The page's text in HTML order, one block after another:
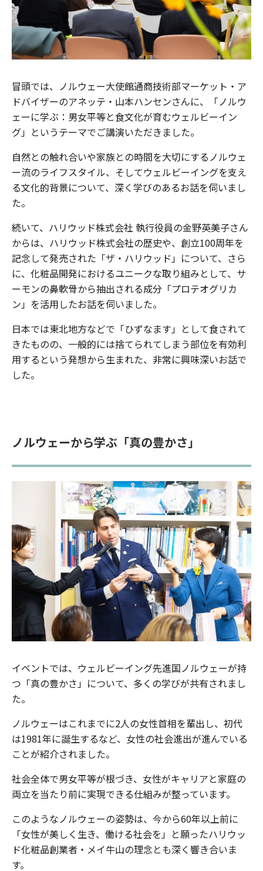
冒頭では、ノルウェー大使館通商技術部マーケット・ア
ドバイザーのアネッテ・山本ハンセンさんに、「ノルウ
ェーに学ぶ：男女平等と食文化が育むウェルビーイン
グ」というテーマでご講演いただきました。
自然との触れ合いや家族との時間を大切にするノルウェ
ー流のライフスタイル、そしてウェルビーイングを支え
る文化的背景について、深く学びのあるお話を伺いまし
た。
続いて、ハリウッド株式会社 執行役員の金野英美子さん
からは、ハリウッド株式会社の歴史や、創立100周年を
記念して発売された「ザ・ハリウッド」について、さら
に、化粧品開発におけるユニークな取り組みとして、サ
ーモンの鼻軟骨から抽出される成分「プロテオグリカ
ン」を活用したお話を伺いました。
日本では東北地方などで「ひずなます」として食されて
きたものの、一般的には捨てられてしまう部位を有効利
用するという発想から生まれた、非常に興味深いお話で
した。
ノルウェーから学ぶ「真の豊かさ」
イベントでは、ウェルビーイング先進国ノルウェーが持
つ「真の豊かさ」について、多くの学びが共有されまし
た。
ノルウェーはこれまでに2人の女性首相を輩出し、初代
は1981年に誕生するなど、女性の社会進出が進んでいる
ことが紹介されました。
社会全体で男女平等が根づき、女性がキャリアと家庭の
両立を当たり前に実現できる仕組みが整っています。
このようなノルウェーの姿勢は、今から60年以上前に
「女性が美しく生き、働ける社会を」と願ったハリウッ
ド化粧品創業者・メイ牛山の理念とも深く響き合いま
す。